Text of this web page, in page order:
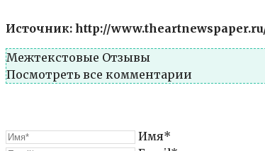
Источник: http://www.theartnewspaper.ru/
Межтекстовые Отзывы
Посмотреть все комментарии
Имя*